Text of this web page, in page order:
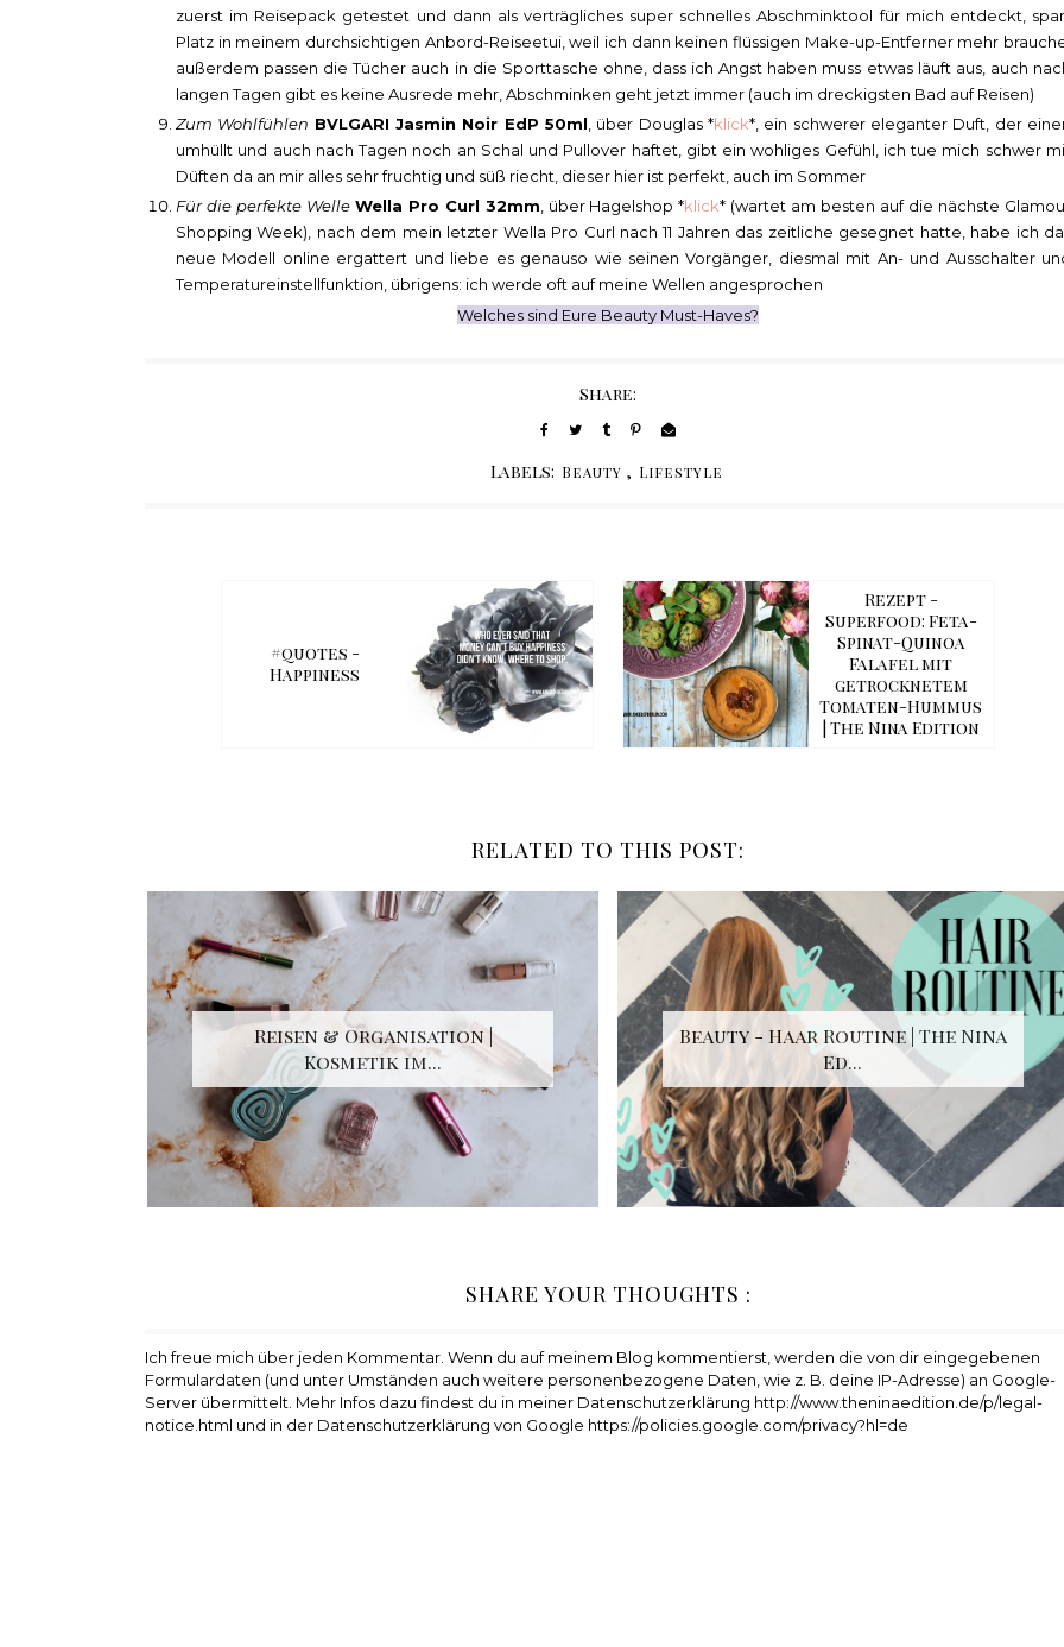
zuerst im Reisepack getestet und dann als verträgliches super schnelles Abschminktool für mich entdeckt,
Platz in meinem durchsichtigen Anbord-Reiseetui, weil ich dann keinen flüssigen Make-up-Entferner mehr
außerdem passen die Tücher auch in die Sporttasche ohne, dass ich Angst haben muss etwas läuft aus, auch
langen Tagen gibt es keine Ausrede mehr, Abschminken geht jetzt immer (auch im dreckigsten Bad auf Reisen)
Zum Wohlfühlen BVLGARI Jasmin Noir EdP 50ml , über Douglas *klick*, ein schwerer eleganter Duft, der
umhüllt und auch nach Tagen noch an Schal und Pullover haftet, gibt ein wohliges Gefühl, ich tue mich schwer
Düften da an mir alles sehr fruchtig und süß riecht, dieser hier ist perfekt, auch im Sommer
Für die perfekte Welle Wella Pro Curl 32mm, über Hagelshop *klick* (wartet am besten auf die nächste
Shopping Week), nach dem mein letzter Wella Pro Curl nach 11 Jahren das zeitliche gesegnet hatte, habe ich
neue Modell online ergattert und liebe es genauso wie seinen Vorgänger, diesmal mit An- und Ausschalter
Temperatureinstellfunktion, übrigens: ich werde oft auf meine Wellen angesprochen
Welches sind Eure Beauty Must-Haves?
Share:
Labels: Beauty , Lifestyle
#quotes -
Happiness
Rezept -
Superfood: Feta-
Spinat-Quinoa
Falafel mit
getrocknetem
Tomaten-Hummus
| The Nina Edition
RELATED TO THIS POST:
Reisen & Organisation |
Kosmetik im...
Beauty - Haar Routine | The Nina
Ed...
SHARE YOUR THOUGHTS :
Ich freue mich über jeden Kommentar. Wenn du auf meinem Blog kommentierst, werden die von dir eingegebenen
Formulardaten (und unter Umständen auch weitere personenbezogene Daten, wie z. B. deine IP-Adresse) an Google-
Server übermittelt. Mehr Infos dazu findest du in meiner Datenschutzerklärung http://www.theninaedition.de/p/legal-
notice.html und in der Datenschutzerklärung von Google https://policies.google.com/privacy?hl=de